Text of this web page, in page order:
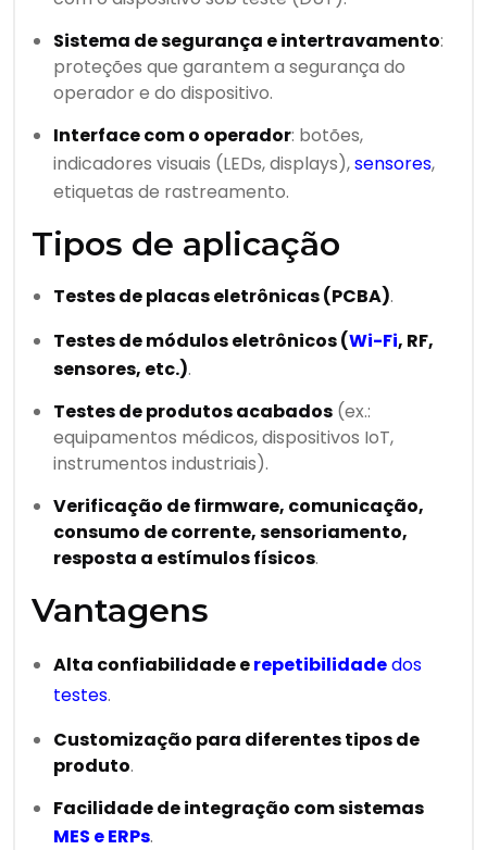
Sistema de segurança e intertravamento:
proteções que garantem a segurança do
operador e do dispositivo.
Interface com o operador: botões,
indicadores visuais (LEDs, displays),sensores,
etiquetas de rastreamento.
Tipos de aplicação
Testes de placas eletrônicas (PCBA).
Testes de módulos eletrônicos (Wi-Fi, RF,
sensores, etc.).
Testes de produtos acabados (ex.:
equipamentos médicos, dispositivos IoT,
instrumentos industriais).
Verificação de firmware, comunicação,
consumo de corrente, sensoriamento,
resposta a estímulos físicos.
Vantagens
Alta confiabilidade erepetibilidadedos
testes.
Customização para diferentes tipos de
produto.
Facilidade de integração com sistemas
MES e ERPs.